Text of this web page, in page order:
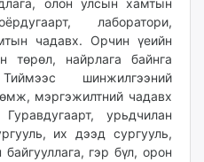
олон улсын хамтын
лаборатори,
чадавх. Орчин үеийн
төрөл, найрлага байнга
шинжилгээний
мэргэжилтний чадавх
урьдчилан
их дээд сургууль,
гэр бүл, орон